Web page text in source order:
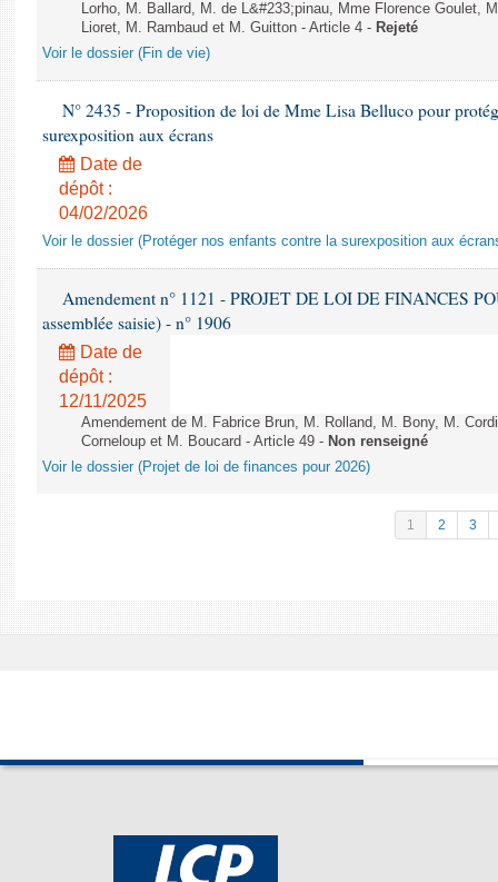
Lorho, M. Ballard, M. de L&#233;pinau, Mme Florence Goulet,
Lioret, M. Rambaud et M. Guitton - Article 4 - Rejeté
Voir le dossier (Fin de vie)
N° 2435 - Proposition de loi de Mme Lisa Belluco pour
surexposition aux écrans
Date de
dépôt :
04/02/2026
Voir le dossier (Protéger nos enfants contre la surexposition aux
Amendement n° 1121 - PROJET DE LOI DE FINANCES
assemblée saisie) - n° 1906
Date de
dépôt :
12/11/2025
Amendement de M. Fabrice Brun, M. Rolland, M. Bony, M.
Corneloup et M. Boucard - Article 49 - Non renseigné
Voir le dossier (Projet de loi de finances pour 2026)
1 2 3